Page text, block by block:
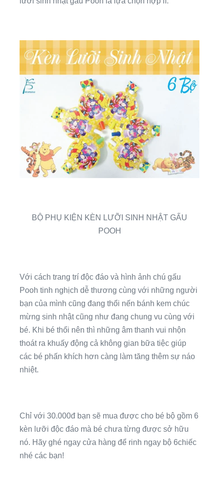
BỘ PHỤ KIỆN KÈN LƯỠI SINH NHẬT GẤU
POOH
Với cách trang trí độc đáo và hình ảnh chú gấu
Pooh tinh nghịch dễ thương cùng với những người
bạn của mình cũng đang thổi nến bánh kem chúc
mừng sinh nhật cũng như đang chung vu cùng với
bé. Khi bé thổi nên thì những âm thanh vui nhộn
thoát ra khuấy động cả không gian bữa tiệc giúp
các bé phấn khích hơn càng làm tăng thêm sự náo
nhiệt.
Chỉ với 30.000đ bạn sẽ mua được cho bé bộ gồm 6
kèn lưỡi độc đáo mà bé chưa từng được sở hữu
nó. Hãy ghé ngay cửa hàng để rinh ngay bộ 6chiếc
nhé các bạn!